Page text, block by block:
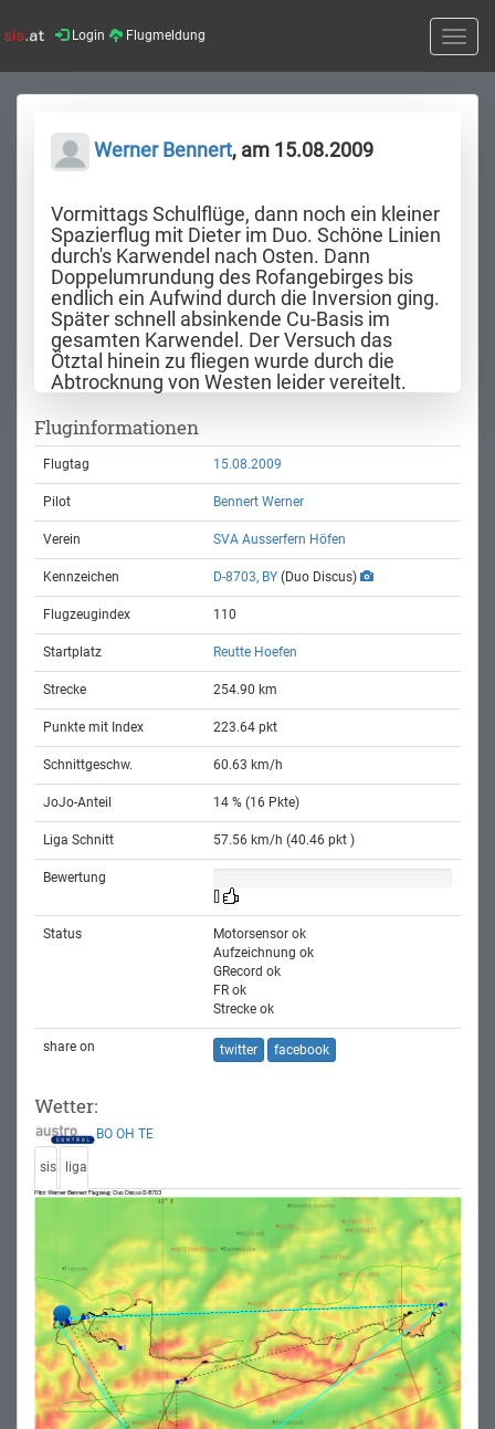
Login Flugmeldung
Toggle
Werner Bennert, am 15.08.2009
Vormittags Schulflüge, dann noch ein kleiner
Spazierflug mit Dieter im Duo. Schöne Linien
durch's Karwendel nach Osten. Dann
Doppelumrundung des Rofangebirges bis
endlich ein Aufwind durch die Inversion ging.
Später schnell absinkende Cu-Basis im
gesamten Karwendel. Der Versuch das
Ötztal hinein zu fliegen wurde durch die
Abtrocknung von Westen leider vereitelt.
Fluginformationen
Flugtag 15.08.2009
Pilot Bennert Werner
Verein SVA Ausserfern Höfen
Kennzeichen D-8703, BY (Duo Discus)
Flugzeugindex 110
Startplatz Reutte Hoefen
Strecke 254.90 km
Punkte mit Index 223.64 pkt
Schnittgeschw. 60.63 km/h
JoJo-Anteil 14 % (16 Pkte)
Liga Schnitt 57.56 km/h (40.46 pkt )
Bewertung
Status
Motorsensor ok
Aufzeichnung ok
GRecord ok
FR ok
Strecke ok
share on twitter facebook
Wetter:
BO OH TE
sis liga